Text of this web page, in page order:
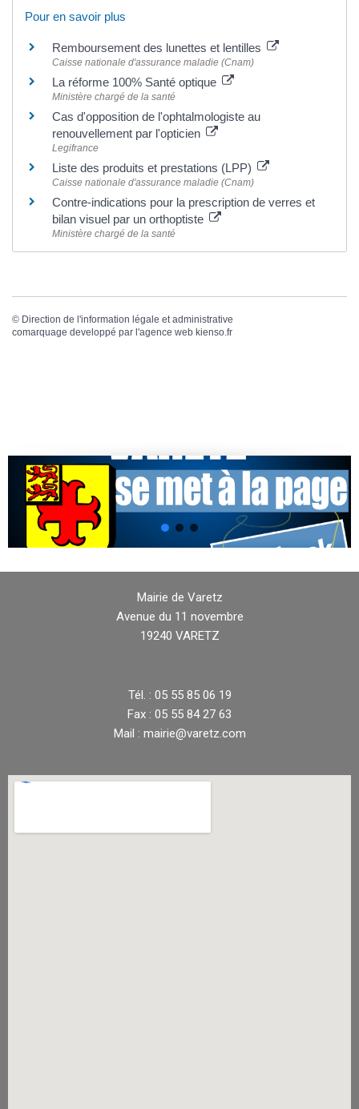
Pour en savoir plus
Remboursement des lunettes et lentilles
Caisse nationale d'assurance maladie (Cnam)
La réforme 100% Santé optique
Ministère chargé de la santé
Cas d'opposition de l'ophtalmologiste au
renouvellement par l'opticien
Legifrance
Liste des produits et prestations (LPP)
Caisse nationale d'assurance maladie (Cnam)
Contre-indications pour la prescription de verres et
bilan visuel par un orthoptiste
Ministère chargé de la santé
© Direction de l'information légale et administrative
comarquage developpé par l'agence web kienso.fr
Mairie de Varetz
Avenue du 11 novembre
19240 VARETZ
Tél. : 05 55 85 06 19
Fax : 05 55 84 27 63
Mail : mairie@varetz.com